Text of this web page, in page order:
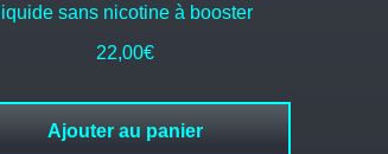
liquide sans nicotine à booster
22,00€
Ajouter au panier